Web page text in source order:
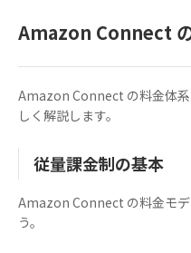
Amazon Connect
Amazon Connect の料金体
しく解説します。
従量課金制の基本
Amazon Connect の料金モ
う。